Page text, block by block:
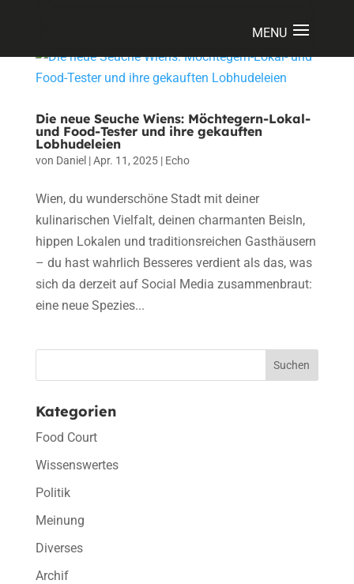
Die neue Seuche Wiens: Möchtegern-Lokal-
und Food-Tester und ihre gekauften
Lobhudeleien
von Daniel |Apr. 11, 2025| Echo
Wien, du wunderschöne Stadt mit deiner
kulinarischen Vielfalt, deinen charmanten Beisln,
hippen Lokalen und traditionsreichen Gasthäusern
– du hast wahrlich Besseres verdient als das, was
sich da derzeit auf Social Media zusammenbraut:
eine neue Spezies...
Suchen
Kategorien
Food Court
Wissenswertes
Politik
Meinung
Diverses
Archif